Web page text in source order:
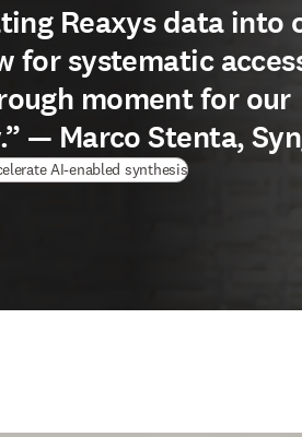
Reaxys data into
for systematic
moment for our
— Marco Stenta,
AI-enabled synthesis(